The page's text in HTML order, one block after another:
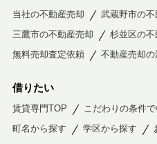
当社の不動産売却
武蔵野市の不
三鷹市の不動産売却
杉並区の不
無料売却査定依頼
不動産売却の
借りたい
賃貸専門TOP こだわりの条件
町名から探す
学区から探す